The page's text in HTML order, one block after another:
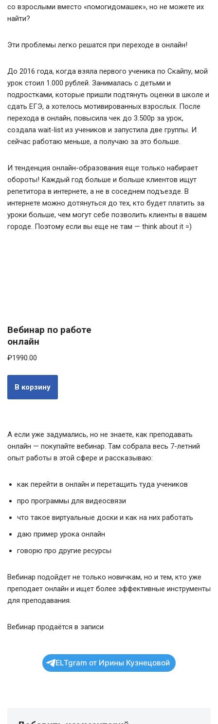
со взрослыми вместо «помогидомашек», но не можете их
найти?
Эти проблемы легко решатся при переходе в онлайн!
До 2016 года, когда взяла первого ученика по Скайпу, мой
урок стоил 1.000 рублей. Занималась с детьми и
подростками, которые пришли подтянуть оценки в школе и
сдать ЕГЭ, а хотелось мотивированных взрослых. После
перехода в онлайн, повысила чек до 3.500р за урок,
создала wait-list из учеников и запустила две группы. И
сейчас работаю меньше, а получаю за это больше.
И тенденция онлайн-образования еще только набирает
обороты! Каждый год больше и больше клиентов ищут
репетитора в интернете, а не в соседнем подъезде. В
интернете можно дотянуться до тех, кто будет платить за
уроки больше, чем могут себе позволить клиенты в вашем
городе. Поэтому если вы еще не там — think about it =)
Вебинар по работе
онлайн
₽1990.00
В корзину
А если уже задумались, но не знаете, как преподавать
онлайн — покупайте вебинар. Там собрала весь 7-летний
опыт работы в этой сфере и рассказываю:
как перейти в онлайн и перетащить туда учеников
про программы для видеосвязи
что такое виртуальные доски и как на них работать
даю пример урока онлайн
говорю про другие ресурсы
Вебинар подойдет не только новичкам, но и тем, кто уже
преподает онлайн и ищет более эффективные инструменты
для преподавания.
Вебинар продаётся в записи
ELTgram от Ирины Кузнецовой